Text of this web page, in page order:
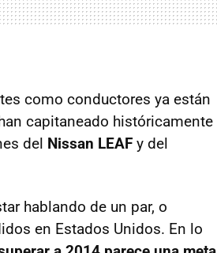
como conductores ya están
capitaneado históricamente
del Nissan LEAF y del
hablando de un par, o
en Estados Unidos. En lo